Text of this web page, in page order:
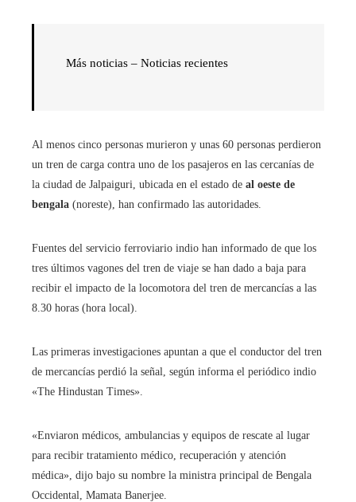
Más noticias – Noticias recientes
Al menos cinco personas murieron y unas 60 personas perdieron
un tren de carga contra uno de los pasajeros en las cercanías de
la ciudad de Jalpaiguri, ubicada en el estado de al oeste de
bengala (noreste), han confirmado las autoridades.
Fuentes del servicio ferroviario indio han informado de que los
tres últimos vagones del tren de viaje se han dado a baja para
recibir el impacto de la locomotora del tren de mercancías a las
8.30 horas (hora local).
Las primeras investigaciones apuntan a que el conductor del tren
de mercancías perdió la señal, según informa el periódico indio
«The Hindustan Times».
«Enviaron médicos, ambulancias y equipos de rescate al lugar
para recibir tratamiento médico, recuperación y atención
médica», dijo bajo su nombre la ministra principal de Bengala
Occidental, Mamata Banerjee.